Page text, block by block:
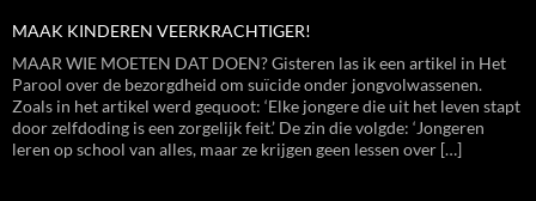
MAAK KINDEREN VEERKRACHTIGER!
MAAR WIE MOETEN DAT DOEN? Gisteren las ik een artikel in Het
Parool over de bezorgdheid om suïcide onder jongvolwassenen.
Zoals in het artikel werd gequoot: ‘Elke jongere die uit het leven stapt
door zelfdoding is een zorgelijk feit.’ De zin die volgde: ‘Jongeren
leren op school van alles, maar ze krijgen geen lessen over […]